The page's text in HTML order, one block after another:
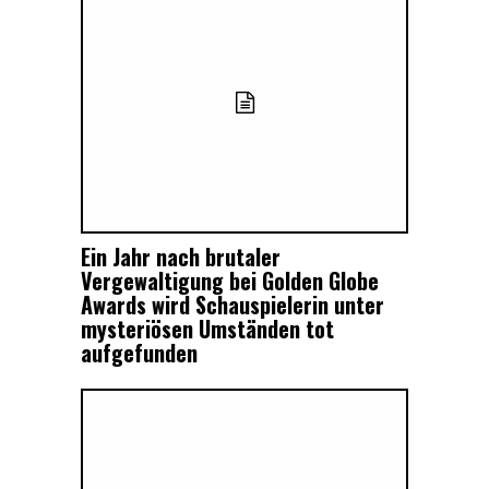
Ein Jahr nach brutaler
Vergewaltigung bei Golden Globe
Awards wird Schauspielerin unter
mysteriösen Umständen tot
aufgefunden